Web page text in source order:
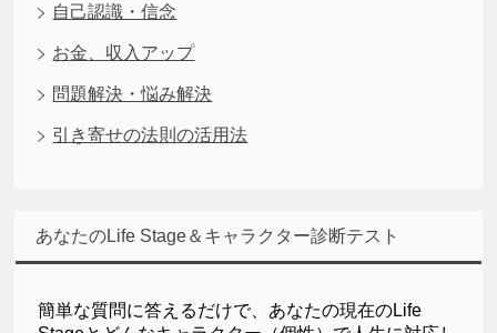
自己認識・信念
お金、収入アップ
問題解決・悩み解決
引き寄せの法則の活用法
あなたのLife Stage＆キャラクター診断テスト
簡単な質問に答えるだけで、 あなたの現在のLife